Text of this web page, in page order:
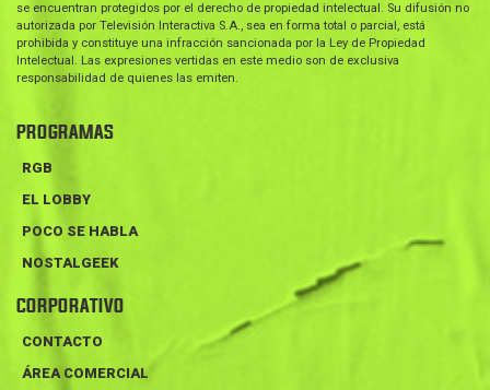
se encuentran protegidos por el derecho de propiedad intelectual. Su difusión no
autorizada por Televisión Interactiva S.A., sea en forma total o parcial, está
prohibida y constituye una infracción sancionada por la Ley de Propiedad
Intelectual. Las expresiones vertidas en este medio son de exclusiva
responsabilidad de quienes las emiten.
PROGRAMAS
RGB
EL LOBBY
POCO SE HABLA
NOSTALGEEK
CORPORATIVO
CONTACTO
ÁREA COMERCIAL